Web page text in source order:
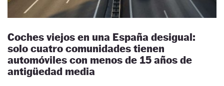
Coches viejos en una España desigual:
solo cuatro comunidades tienen
automóviles con menos de 15 años de
antigüedad media